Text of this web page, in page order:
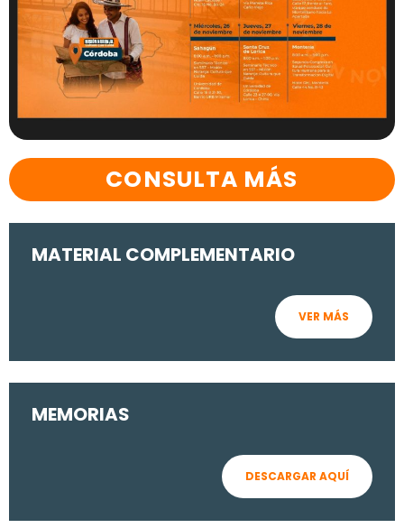
CONSULTA MÁS
MATERIAL COMPLEMENTARIO
VER MÁS
MEMORIAS
DESCARGAR AQUÍ